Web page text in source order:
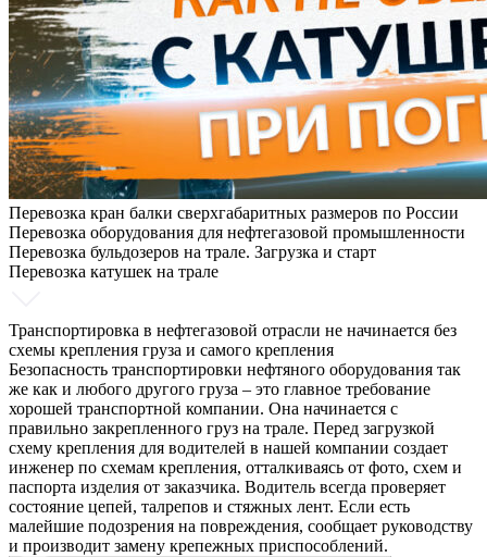
Перевозка кран балки сверхгабаритных размеров по России
Перевозка оборудования для нефтегазовой промышленности
Перевозка бульдозеров на трале. Загрузка и старт
Перевозка катушек на трале
Транспортировка в нефтегазовой отрасли не начинается без
схемы крепления груза и самого крепления
Безопасность транспортировки нефтяного оборудования так
же как и любого другого груза – это главное требование
хорошей транспортной компании. Она начинается с
правильно закрепленного груз на трале. Перед загрузкой
схему крепления для водителей в нашей компании создает
инженер по схемам крепления, отталкиваясь от фото, схем и
паспорта изделия от заказчика. Водитель всегда проверяет
состояние цепей, талрепов и стяжных лент. Если есть
малейшие подозрения на повреждения, сообщает руководству
и производит замену крепежных приспособлений.